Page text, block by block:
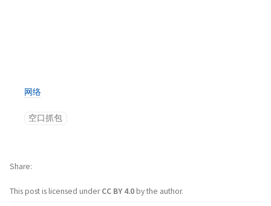
网络
空口抓包
This post is licensed underCC BY 4.0by the author.
Share